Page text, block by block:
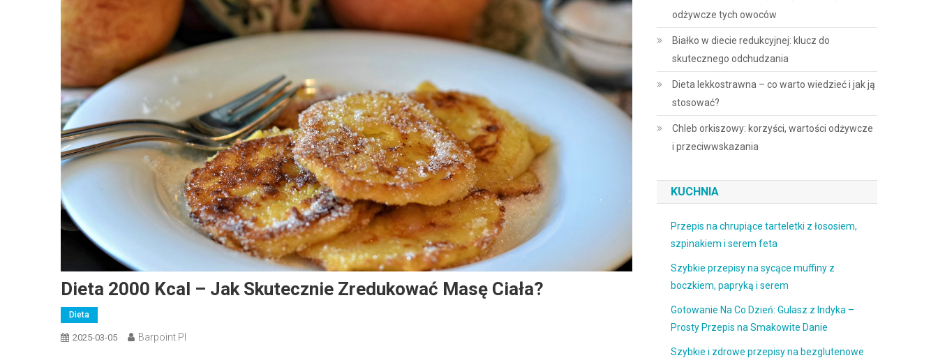
Dieta 2000 Kcal – Jak Skutecznie Zredukować Masę Ciała?
Dieta
2025-03-05 Barpoint.pl
odżywcze tych owoców
Białko w diecie redukcyjnej: klucz do
skutecznego odchudzania
Dieta lekkostrawna – co warto wiedzieć i jak ją
stosować?
Chleb orkiszowy: korzyści, wartości odżywcze
i przeciwwskazania
KUCHNIA
Przepis na chrupiące tarteletki z łososiem,
szpinakiem i serem feta
Szybkie przepisy na sycące muffiny z
boczkiem, papryką i serem
Gotowanie Na Co Dzień: Gulasz z Indyka –
Prosty Przepis na Smakowite Danie
Szybkie i zdrowe przepisy na bezglutenowe